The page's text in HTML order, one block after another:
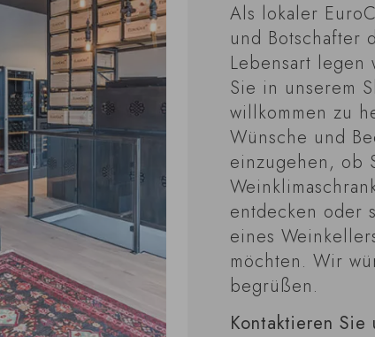
Als lokaler
und Botschafter
Lebensart
Sie in unserem
willkommen zu
Wünsche und
einzugehen, ob
entdecken oder
eines
möchten. Wir
begrüßen.
Kontaktieren Sie